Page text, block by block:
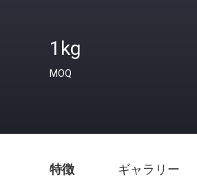
1kg
MOQ
特徴 ギャラリー